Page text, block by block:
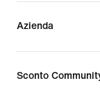
Azienda
Sconto